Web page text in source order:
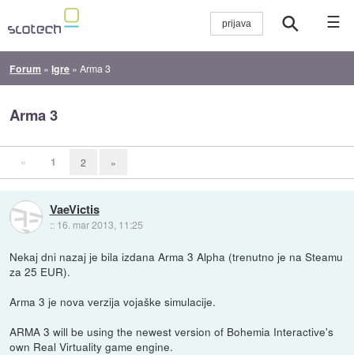
☰
Forum »Igre »Arma 3
Arma 3
« 1 2 »
VaeVictis
:: 16. mar 2013, 11:25
Nekaj dni nazaj je bila izdana Arma 3 Alpha (trenutno je na Steamu
za 25 EUR).
Arma 3 je nova verzija vojaške simulacije.
ARMA 3 will be using the newest version of Bohemia Interactive's
own Real Virtuality game engine.